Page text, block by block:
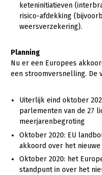
keteninitiatieven
risico-afdekking
weersverzekering).
Planning
Nu er een Europees
een stroomversnelling. De
Uiterlijk eind oktober
parlementen van de 27
meerjarenbegroting
Oktober 2020: EU
akkoord over het nieuwe
Oktober 2020: het
standpunt in over het